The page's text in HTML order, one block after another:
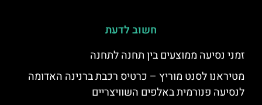
חשוב לדעת
זמני נסיעה ממוצעים בין תחנה לתחנה
מטיראנו לסנט מוריץ – כרטיס רכבת ברנינה האדומה
לנסיעה פנורמית באלפים השוויצריים